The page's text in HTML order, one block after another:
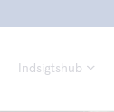
Indsigtshub